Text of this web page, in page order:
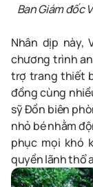
Ban Giám đốc
Nhân dịp này,
chương trình an
trợ trang thiết
đồng cùng
sỹ Đồn biên
nhỏ bé nhằm
phục mọi khó
quyền lãnh thổ